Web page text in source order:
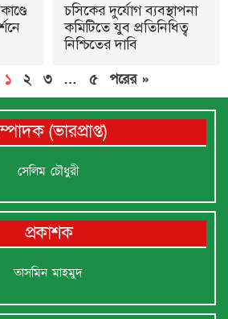
চসিকের দুর্যোগ ব্যবস্থাপনা
কমিটিতে যুব প্রতিনিধিত্ব
নিশ্চিতের দাবি
১ ২ ৩ … ৫ পরের »
(ভারপ্রাপ্ত)
সেলিম চৌধুরী
প্রকাশক
তাসমিন মাহমুদ